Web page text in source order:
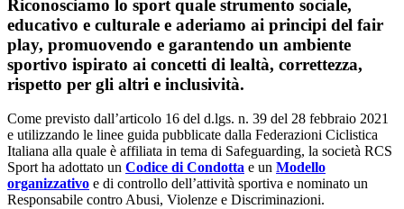
Riconosciamo lo sport quale strumento sociale,
educativo e culturale e aderiamo ai principi del fair
play, promuovendo e garantendo un ambiente
sportivo ispirato ai concetti di lealtà, correttezza,
rispetto per gli altri e inclusività.
Come previsto dall’articolo 16 del d.lgs. n. 39 del 28 febbraio 2021
e utilizzando le linee guida pubblicate dalla Federazioni Ciclistica
Italiana alla quale è affiliata in tema di Safeguarding, la società RCS
Sport ha adottato un Codice di Condotta e un Modello
organizzativo e di controllo dell’attività sportiva e nominato un
Responsabile contro Abusi, Violenze e Discriminazioni.